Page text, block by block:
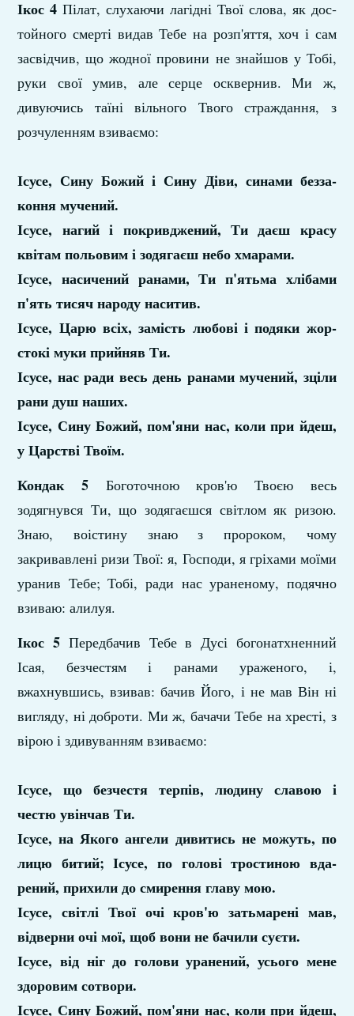
Ікос 4 Пілат, слухаючи лагідні Твої слова, як дос­
тойного смерті видав Тебе на розп'яття, хоч і сам
засвідчив, що жодної провини не знайшов у Тобі,
руки свої умив, але серце осквернив. Ми ж,
дивуючись таїні вільного Твого страждання, з
розчуленням взиваємо:
Ісусе, Сину Божий і Сину Діви, синами безза­
коння мучений.
Ісусе, нагий і покривджений, Ти даєш красу
квітам польовим і зодягаєш небо хмарами.
Ісусе, насичений ранами, Ти п'ятьма хлібами
п'ять тисяч народу наситив.
Ісусе, Царю всіх, замість любові і подяки жор­
стокі муки прийняв Ти.
Ісусе, нас ради весь день ранами мучений, зціли
рани душ наших.
Ісусе, Сину Божий, пом'яни нас, коли при­ йдеш,
у Царстві Твоїм.
Кондак 5 Боготочною кров'ю Твоєю весь
зодягнувся Ти, що зодягаєшся світлом як ризою.
Знаю, воістину знаю з пророком, чому
закривавлені ризи Твої: я, Господи, я гріхами моїми
уранив Тебе; Тобі, ради нас ураненому, подячно
взи­ваю: алилуя.
Ікос 5 Передбачив Тебе в Дусі богонатхненний
Ісая, безчестям і ранами ураженого, і,
вжахнувшись, взивав: бачив Його, і не мав Він ні
вигляду, ні доброти. Ми ж, бачачи Тебе на хресті, з
вірою і здивуванням взиваємо:
Ісусе, що безчестя терпів, людину славою і
честю увінчав Ти.
Ісусе, на Якого ангели дивитись не можуть, по
лицю битий; Ісусе, по голові тростиною вда­
рений, прихили до смирення главу мою.
Ісусе, світлі Твої очі кров'ю затьмарені мав,
відверни очі мої, щоб вони не бачили суєти.
Ісусе, від ніг до голови уранений, усього мене
здоровим сотвори.
Ісусе, Сину Божий, пом'яни нас, коли при­ йдеш,